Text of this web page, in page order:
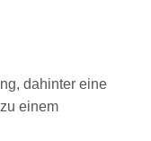
dahinter eine
einem